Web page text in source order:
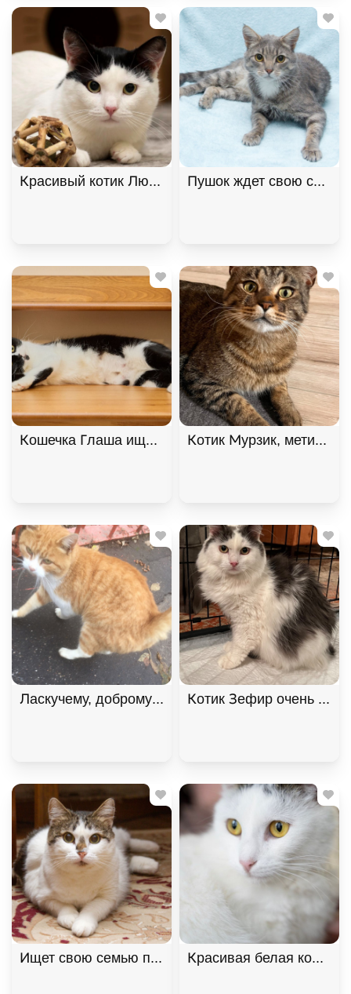
Красивый котик Люк ищет
Пушок ждет свою
Кошечка Глаша ищет дом , Черный с белым,
Котик Мурзик, метис
Котик Зефир очень
Ищет свою семью плюшевая толстушка
Красивая белая коша